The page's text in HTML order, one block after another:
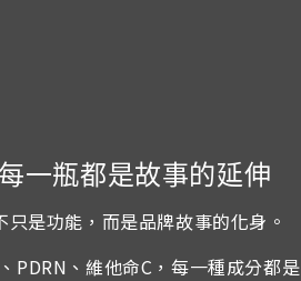
一瓶都是故事的延伸
是功能，而是品牌故事的化身。
PDRN、維他命C，每一種成分都是